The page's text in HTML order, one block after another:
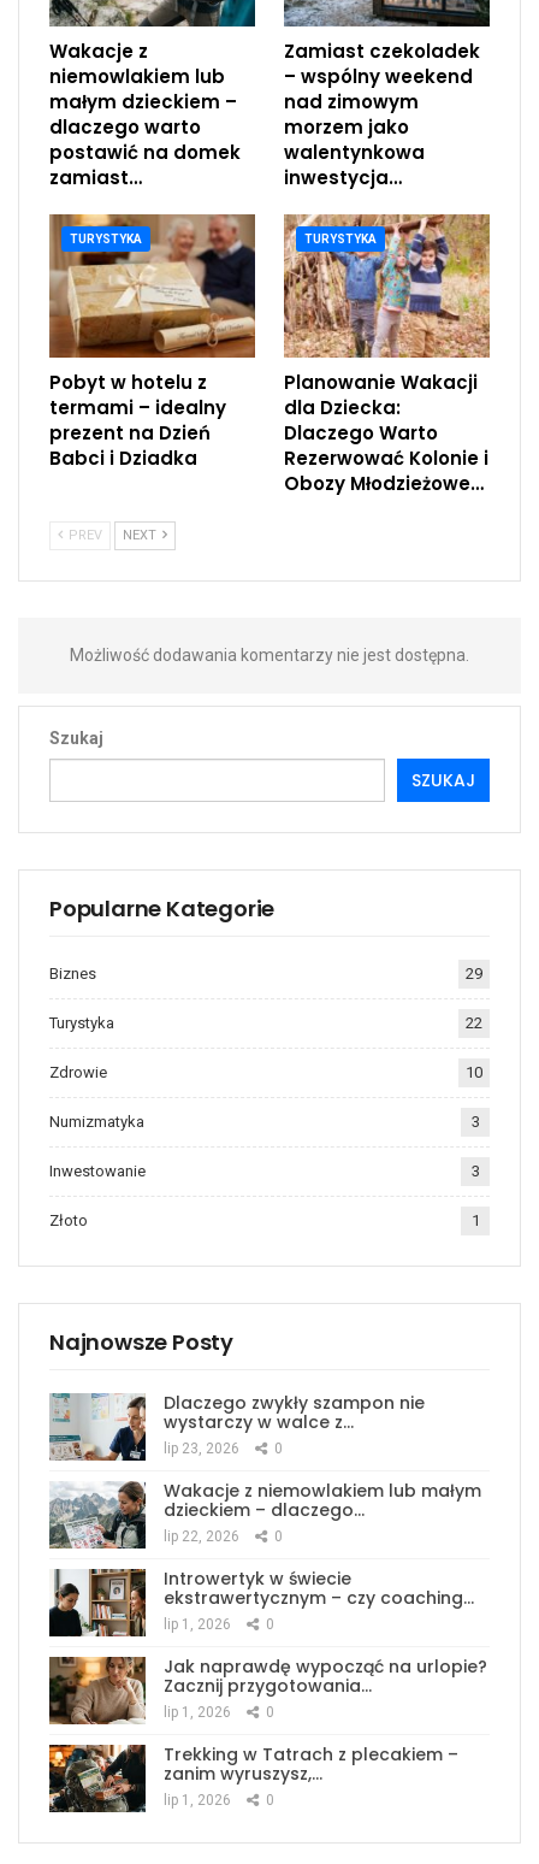
Wakacje z
niemowlakiem lub
małym dzieckiem –
dlaczego warto
postawić na domek
zamiast…
Zamiast czekoladek
– wspólny weekend
nad zimowym
morzem jako
walentynkowa
inwestycja…
TURYSTYKA
Pobyt w hotelu z
termami – idealny
prezent na Dzień
Babci i Dziadka
TURYSTYKA
Planowanie Wakacji
dla Dziecka:
Dlaczego Warto
Rezerwować Kolonie i
Obozy Młodzieżowe…
PREV NEXT
Możliwość dodawania komentarzy nie jest dostępna.
Szukaj
SZUKAJ
Popularne Kategorie
Biznes 29
Turystyka 22
Zdrowie 10
Numizmatyka 3
Inwestowanie 3
Złoto 1
Najnowsze Posty
Dlaczego zwykły szampon nie
wystarczy w walce z…
lip 23, 2026 0
Wakacje z niemowlakiem lub małym
dzieckiem – dlaczego…
lip 22, 2026 0
Introwertyk w świecie
ekstrawertycznym – czy coaching…
lip 1, 2026 0
Jak naprawdę wypocząć na urlopie?
Zacznij przygotowania…
lip 1, 2026 0
Trekking w Tatrach z plecakiem –
zanim wyruszysz,…
lip 1, 2026 0